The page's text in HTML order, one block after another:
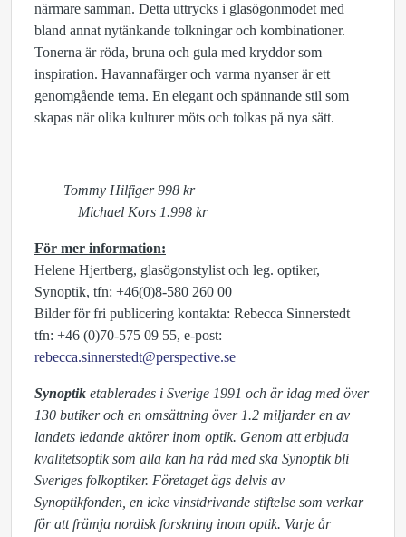
närmare samman. Detta uttrycks i glasögonmodet med
bland annat nytänkande tolkningar och kombinationer.
Tonerna är röda, bruna och gula med kryddor som
inspiration. Havannafärger och varma nyanser är ett
genomgående tema. En elegant och spännande stil som
skapas när olika kulturer möts och tolkas på nya sätt.
Tommy Hilfiger 998 kr
Michael Kors 1.998 kr
För mer information:
Helene Hjertberg, glasögonstylist och leg. optiker,
Synoptik, tfn: +46(0)8-580 260 00
Bilder för fri publicering kontakta: Rebecca Sinnerstedt
tfn: +46 (0)70-575 09 55, e-post:
rebecca.sinnerstedt@perspective.se
Synoptik etablerades i Sverige 1991 och är idag med över
130 butiker och en omsättning över 1.2 miljarder en av
landets ledande aktörer inom optik. Genom att erbjuda
kvalitetsoptik som alla kan ha råd med ska Synoptik bli
Sveriges folkoptiker. Företaget ägs delvis av
Synoptikfonden, en icke vinstdrivande stiftelse som verkar
för att främja nordisk forskning inom optik. Varje år